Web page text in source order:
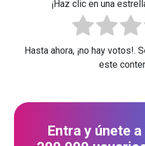
¡Haz clic en una
Hasta ahora, ¡no hay votos!.
este
Entra y únete